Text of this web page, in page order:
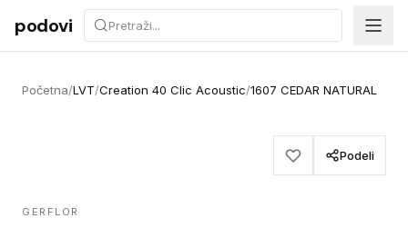
Preskoči na sadržaj
podovi
Početna/LVT/Creation 40 Clic Acoustic/1607 CEDAR NATURAL
Podeli
GERFLOR